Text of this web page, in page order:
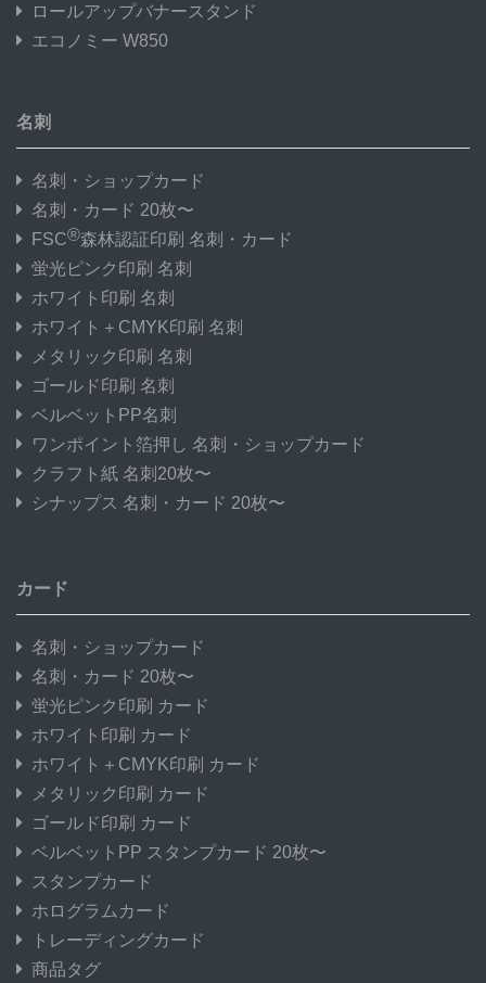
ロールアップバナースタンド
エコノミー W850
名刺
名刺・ショップカード
名刺・カード 20枚〜
FSC®森林認証印刷 名刺・カード
蛍光ピンク印刷 名刺
ホワイト印刷 名刺
ホワイト＋CMYK印刷 名刺
メタリック印刷 名刺
ゴールド印刷 名刺
ベルベットPP名刺
ワンポイント箔押し 名刺・ショップカード
クラフト紙 名刺20枚〜
シナップス 名刺・カード 20枚〜
カード
名刺・ショップカード
名刺・カード 20枚〜
蛍光ピンク印刷 カード
ホワイト印刷 カード
ホワイト＋CMYK印刷 カード
メタリック印刷 カード
ゴールド印刷 カード
ベルベットPP スタンプカード 20枚〜
スタンプカード
ホログラムカード
トレーディングカード
商品タグ